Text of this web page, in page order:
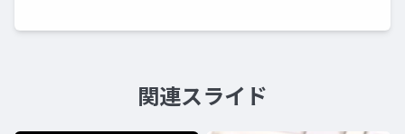
関連スライド